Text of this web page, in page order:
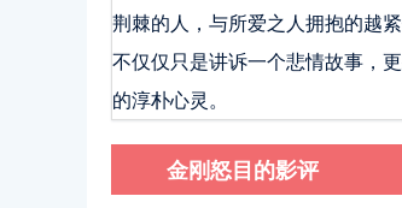
荆棘的人，与所爱之人拥抱的越
不仅仅只是讲诉一个悲情故事，
的淳朴心灵。
金刚怒目的影评